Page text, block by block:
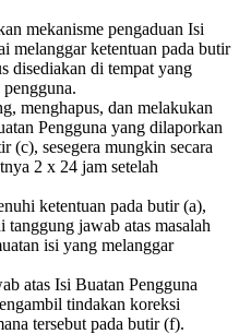
mekanisme pengaduan Isi
melanggar ketentuan pada butir
disediakan di tempat yang
menghapus, dan melakukan
Pengguna yang dilaporkan
(c), sesegera mungkin secara
2 x 24 jam setelah
ketentuan pada butir (a),
jawab atas masalah
isi yang melanggar
atas Isi Buatan Pengguna
tindakan koreksi
tersebut pada butir (f).